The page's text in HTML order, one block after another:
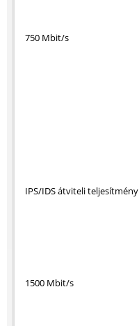
750 Mbit/s
IPS/IDS átviteli teljesítmény
1500 Mbit/s